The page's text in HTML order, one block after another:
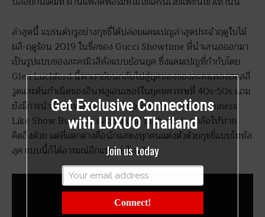
ล่าสุดนี้ แบรนด์หรูอย่างกุชชี่ได้ปล่อยแคมเปญล่าสุดประจำฤดูใบไม้
ผลิ-ฤดูร้อน 2019 ในชื่อของ Gucci Showtime ที่นำเสนอออกมา
เป็นรูปแบบของละครมิวสิคัลแบบย้อนยุค ซึ่งแคมเปญที่กำกับโดย
Glen Luchford นี้พาเราย้อนกลับไปสู่ยุคทองของละครเพลงฮอลลี
วูดและต้นกำเนิดของอินฟลูเอนเซอร์ในยุคทศวรรษที่ 40s-50s แถม
ยังมีการนำซีนภาพยนตร์คลาสสิกอย่าง There’s No Business
Like Show Business และ Singin’ in the Rain มาล้อให้หาย
คิดถึงด้วย แต่ที่แตกต่างคือนักแสดงทุกคนแต่งตัวด้วยกุชชี่แบบโททัล
ลุค แบบนี้ก็ได้อารมณ์อีกแบบ ว่าไหม?
Get Exclusive Connections
with LUXUO Thailand
Join us today
Connect!